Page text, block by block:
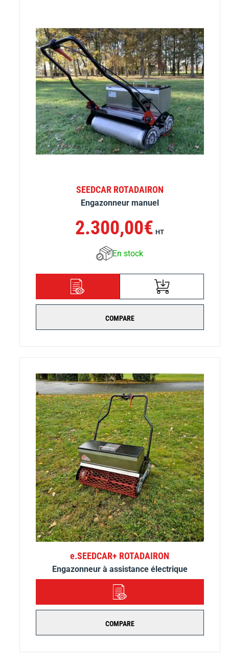
SEEDCAR ROTADAIRON
Engazonneur manuel
2.300,00€ HT
En stock
COMPARE
DÉTAILS
e.SEEDCAR+ ROTADAIRON
Engazonneur à assistance électrique
COMPARE
DÉTAILS